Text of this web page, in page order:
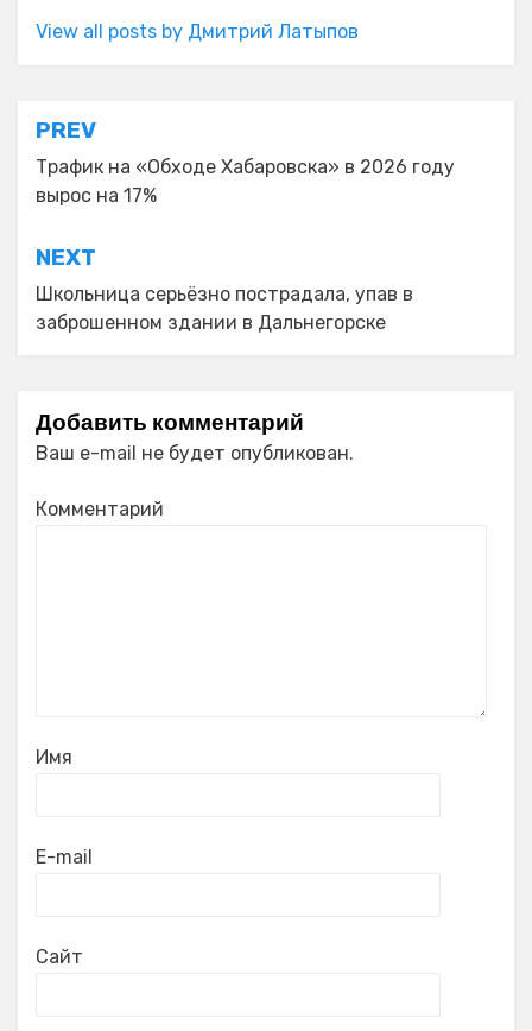
View all posts by Дмитрий Латыпов
Навигация
по
записям
PREV
Трафик на «Обходе Хабаровска» в 2026 году
вырос на 17%
NEXT
Школьница серьёзно пострадала, упав в
заброшенном здании в Дальнегорске
Добавить комментарий
Ваш e-mail не будет опубликован.
Комментарий
Имя
E-mail
Сайт